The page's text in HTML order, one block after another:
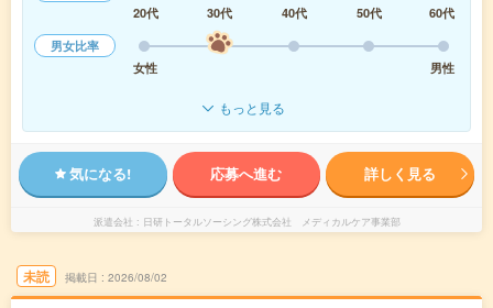
20代
30代 40代 50代
60代
男女比率
女性
男性
もっと見る
気になる! 応募へ進む 詳しく見る
派遣会社 日研トータルソーシング株式会社 メディカルケア事業部
未読 掲載日 2026/08/02